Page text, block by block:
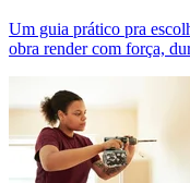
Um guia prático pra
obra render com força,